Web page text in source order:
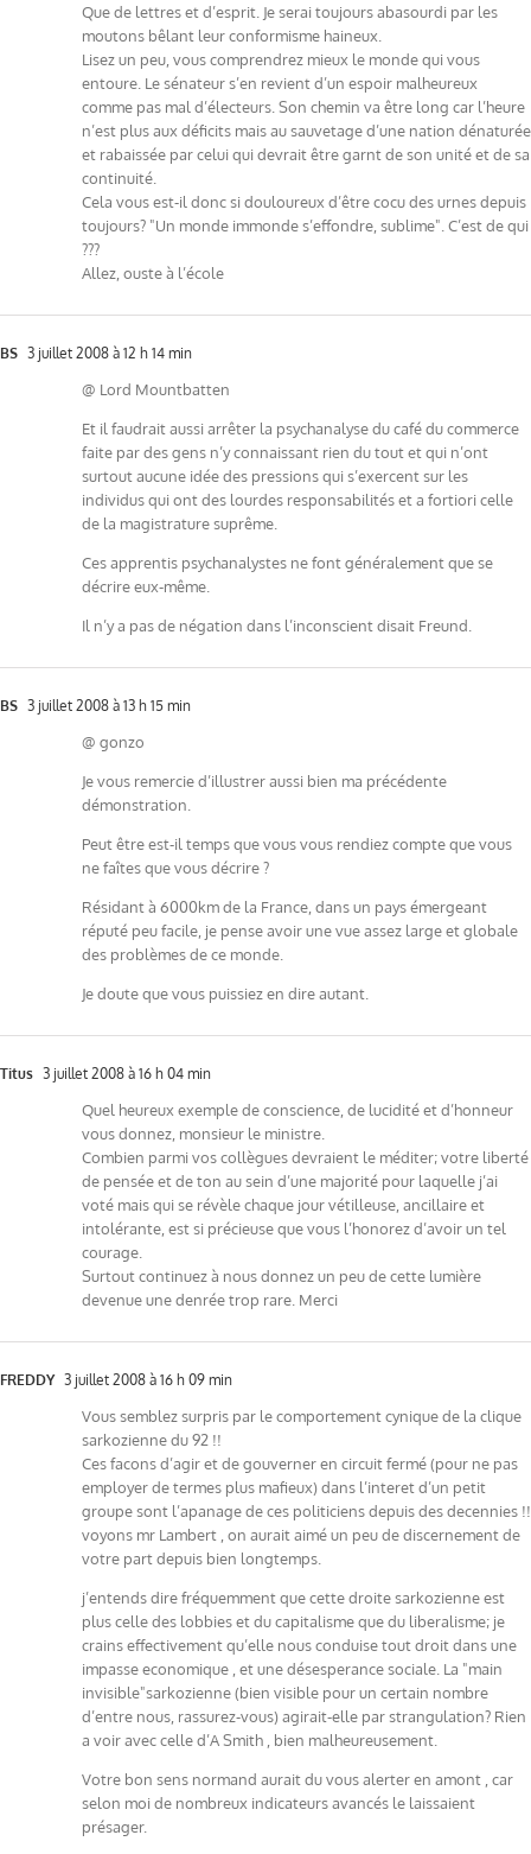
Que de lettres et d’esprit. Je serai toujours abasourdi par les
moutons bêlant leur conformisme haineux.
Lisez un peu, vous comprendrez mieux le monde qui vous
entoure. Le sénateur s’en revient d’un espoir malheureux
comme pas mal d’électeurs. Son chemin va être long car l’heure
n’est plus aux déficits mais au sauvetage d’une nation dénaturée
et rabaissée par celui qui devrait être garnt de son unité et de sa
continuité.
Cela vous est-il donc si douloureux d’être cocu des urnes depuis
toujours? "Un monde immonde s’effondre, sublime". C’est de qui
???
Allez, ouste à l’école
BS 3 juillet 2008 à 12 h 14 min
@ Lord Mountbatten
Et il faudrait aussi arrêter la psychanalyse du café du commerce
faite par des gens n’y connaissant rien du tout et qui n’ont
surtout aucune idée des pressions qui s’exercent sur les
individus qui ont des lourdes responsabilités et a fortiori celle
de la magistrature suprême.
Ces apprentis psychanalystes ne font généralement que se
décrire eux-même.
Il n’y a pas de négation dans l’inconscient disait Freund.
BS 3 juillet 2008 à 13 h 15 min
@ gonzo
Je vous remercie d’illustrer aussi bien ma précédente
démonstration.
Peut être est-il temps que vous vous rendiez compte que vous
ne faîtes que vous décrire ?
Résidant à 6000km de la France, dans un pays émergeant
réputé peu facile, je pense avoir une vue assez large et globale
des problèmes de ce monde.
Je doute que vous puissiez en dire autant.
Titus 3 juillet 2008 à 16 h 04 min
Quel heureux exemple de conscience, de lucidité et d’honneur
vous donnez, monsieur le ministre.
Combien parmi vos collègues devraient le méditer; votre liberté
de pensée et de ton au sein d’une majorité pour laquelle j’ai
voté mais qui se révèle chaque jour vétilleuse, ancillaire et
intolérante, est si précieuse que vous l’honorez d’avoir un tel
courage.
Surtout continuez à nous donnez un peu de cette lumière
devenue une denrée trop rare. Merci
FREDDY 3 juillet 2008 à 16 h 09 min
Vous semblez surpris par le comportement cynique de la clique
sarkozienne du 92 !!
Ces facons d’agir et de gouverner en circuit fermé (pour ne pas
employer de termes plus mafieux) dans l’interet d’un petit
groupe sont l’apanage de ces politiciens depuis des decennies !!
voyons mr Lambert , on aurait aimé un peu de discernement de
votre part depuis bien longtemps.
j’entends dire fréquemment que cette droite sarkozienne est
plus celle des lobbies et du capitalisme que du liberalisme; je
crains effectivement qu’elle nous conduise tout droit dans une
impasse economique , et une désesperance sociale. La "main
invisible"sarkozienne (bien visible pour un certain nombre
d’entre nous, rassurez-vous) agirait-elle par strangulation? Rien
a voir avec celle d’A Smith , bien malheureusement.
Votre bon sens normand aurait du vous alerter en amont , car
selon moi de nombreux indicateurs avancés le laissaient
présager.